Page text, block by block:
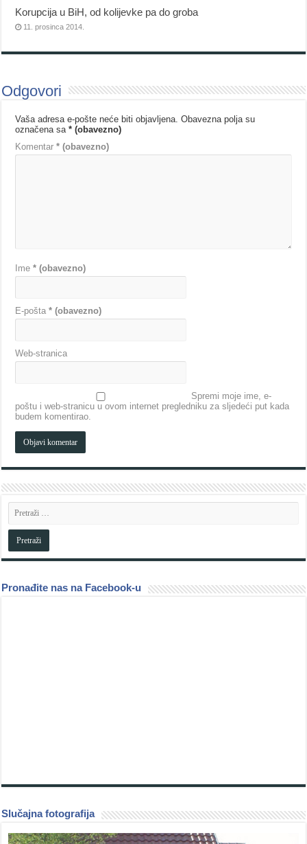
Korupcija u BiH, od kolijevke pa do groba
11. prosinca 2014.
Odgovori
Vaša adresa e-pošte neće biti objavljena. Obavezna polja su
označena sa* (obavezno)
Komentar* (obavezno)
Ime* (obavezno)
E-pošta* (obavezno)
Web-stranica
Spremi moje ime, e-
poštu i web-stranicu u ovom internet pregledniku za sljedeći put kada
budem komentirao.
Pronađite nas na Facebook-u
Slučajna fotografija